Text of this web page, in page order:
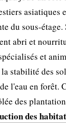
asiatiques
du sous-étage.
abri et
et
stabilité des
l'eau en forêt.
des
des